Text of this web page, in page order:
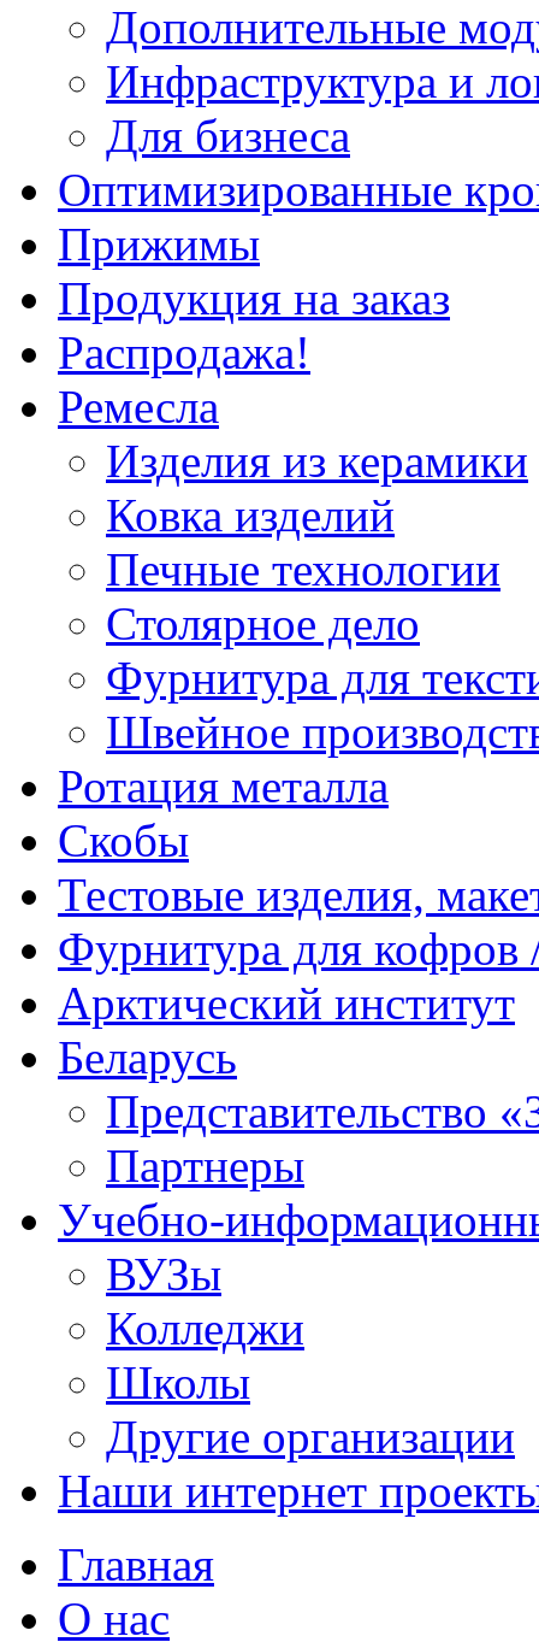
Дополнительные
Инфраструктура и
Для бизнеса
Оптимизированные
Прижимы
Продукция на заказ
Распродажа!
Ремесла
Изделия из керамики
Ковка изделий
Печные технологии
Столярное дело
Фурнитура для
Швейное
Ротация металла
Скобы
Тестовые изделия,
Фурнитура для кофров
Арктический институт
Беларусь
Представительство
Партнеры
Учебно-
ВУЗы
Колледжи
Школы
Другие организации
Наши интернет
Главная
О нас